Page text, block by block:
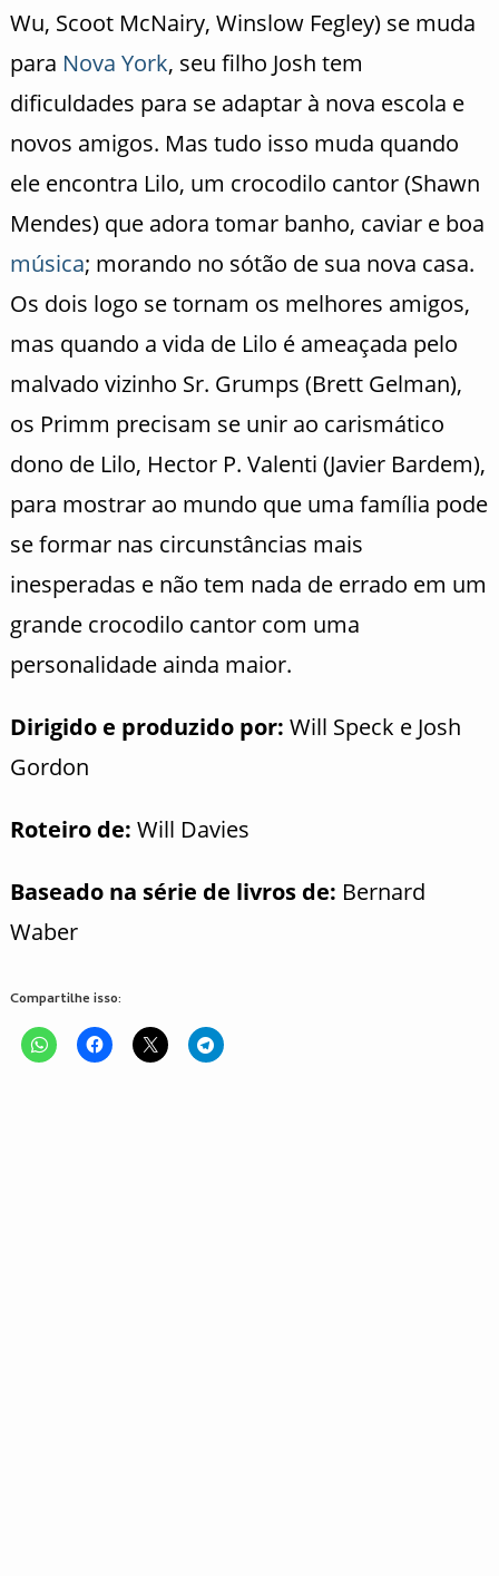
Wu, Scoot McNairy, Winslow Fegley) se muda
para Nova York, seu filho Josh tem
dificuldades para se adaptar à nova escola e
novos amigos. Mas tudo isso muda quando
ele encontra Lilo, um crocodilo cantor (Shawn
Mendes) que adora tomar banho, caviar e boa
música; morando no sótão de sua nova casa.
Os dois logo se tornam os melhores amigos,
mas quando a vida de Lilo é ameaçada pelo
malvado vizinho Sr. Grumps (Brett Gelman),
os Primm precisam se unir ao carismático
dono de Lilo, Hector P. Valenti (Javier Bardem),
para mostrar ao mundo que uma família pode
se formar nas circunstâncias mais
inesperadas e não tem nada de errado em um
grande crocodilo cantor com uma
personalidade ainda maior.
Dirigido e produzido por: Will Speck e Josh
Gordon
Roteiro de: Will Davies
Baseado na série de livros de: Bernard
Waber
Compartilhe isso: